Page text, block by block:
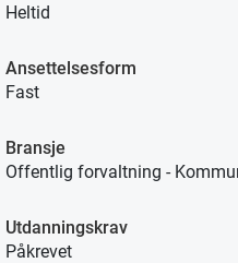
Heltid
Ansettelsesform
Fast
Bransje
Offentlig forvaltning -
Utdanningskrav
Påkrevet